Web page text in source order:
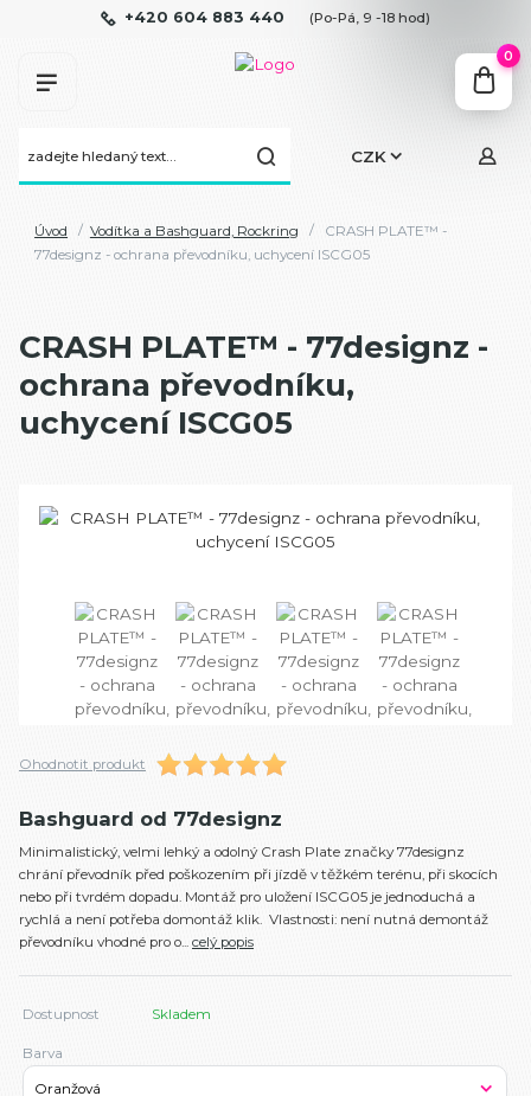
CZK
+420 604 883 440 (Po-Pá, 9 -18 hod)
0
Úvod Vodítka a Bashguard, Rockring
CRASH PLATE™ -
77designz - ochrana převodníku, uchycení ISCG05
CRASH PLATE™ - 77designz -
ochrana převodníku,
uchycení ISCG05
Ohodnotit produkt
Bashguard od 77designz
Minimalistický, velmi lehký a odolný Crash Plate značky 77designz
chrání převodník před poškozením při jízdě v těžkém terénu, při skocích
nebo při tvrdém dopadu. Montáž pro uložení ISCG05 je jednoduchá a
rychlá a není potřeba domontáž klik. Vlastnosti: není nutná demontáž
převodníku vhodné pro o... celý popis
Dostupnost Skladem
Barva